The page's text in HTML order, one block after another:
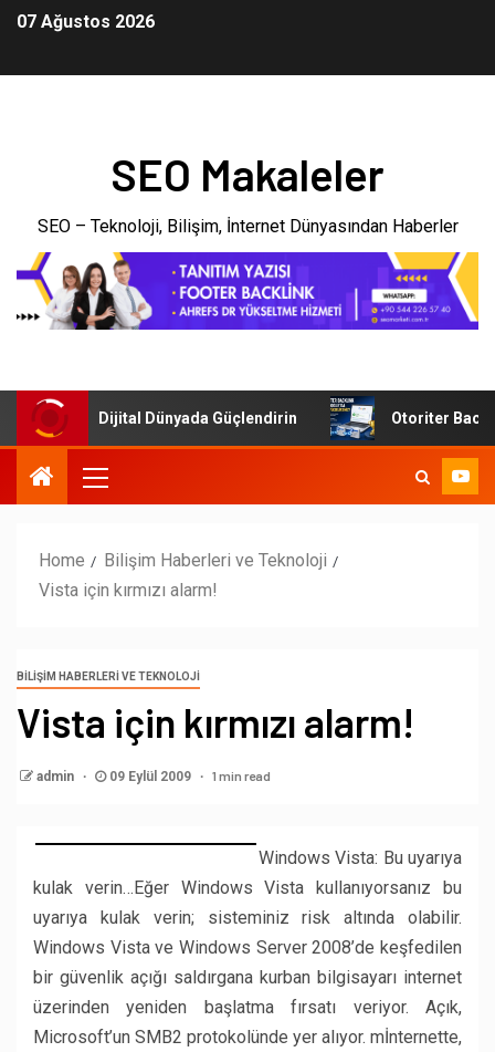
07 Ağustos 2026
SEO Makaleler
SEO – Teknoloji, Bilişim, İnternet Dünyasından Haberler
Dijital Dünyada Güçlendirin Otoriter Backlink
Home
Bilişim Haberleri ve Teknoloji
Vista için kırmızı alarm!
BILIŞIM HABERLERI VE TEKNOLOJI
Vista için kırmızı alarm!
admin 09 Eylül 2009 1 min read
Windows Vista: Bu uyarıya
kulak verin…Eğer Windows Vista kullanıyorsanız bu
uyarıya kulak verin; sisteminiz risk altında olabilir.
Windows Vista ve Windows Server 2008’de keşfedilen
bir güvenlik açığı saldırgana kurban bilgisayarı internet
üzerinden yeniden başlatma fırsatı veriyor. Açık,
Microsoft’un SMB2 protokolünde yer alıyor. mİnternette,